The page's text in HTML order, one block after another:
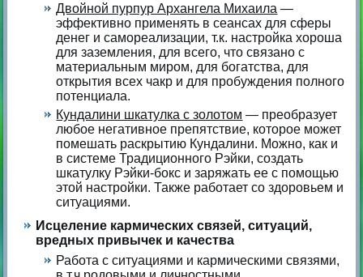
Двойной пурпур Архангела Михаила —
эффективно применять в сеансах для сферы
денег и самореализации, т.к. настройка хороша
для заземления, для всего, что связано с
материальным миром, для богатства, для
открытия всех чакр и для пробуждения полного
потенциала.
Кундалини шкатулка с золотом — преобразует
любое негативное препятствие, которое может
помешать раскрытию Кундалини. Можно, как и
в системе Традиционного Рэйки, создать
шкатулку Рэйки-бокс и заряжать ее с помощью
этой настройки. Также работает со здоровьем и
ситуациями.
Исцеление кармических связей, ситуаций,
вредных привычек и качества
Работа с ситуациями и кармическими связями,